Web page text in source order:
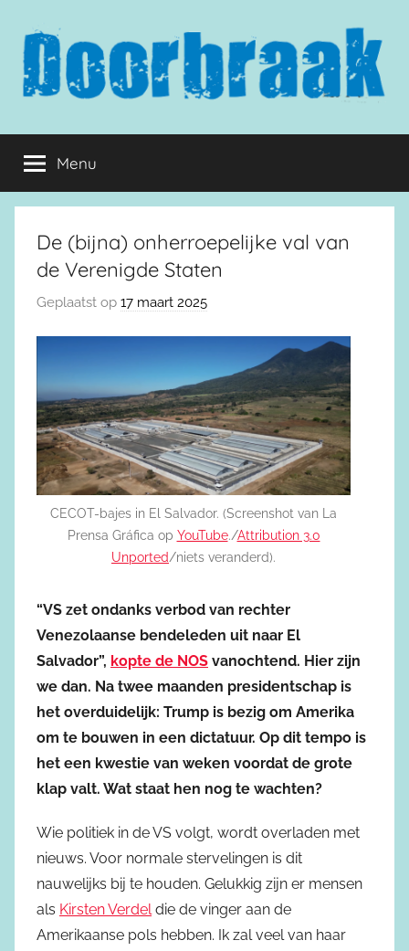
inhoud
springen
Doorbraak.eu
Menu
De (bijna) onherroepelijke val van
de Verenigde Staten
Geplaatst op 17 maart 2025
CECOT-bajes in El Salvador. (Screenshot van La
Prensa Gráfica op YouTube./Attribution 3.0
Unported/niets veranderd).
“VS zet ondanks verbod van rechter
Venezolaanse bendeleden uit naar El
Salvador”, kopte de NOS vanochtend. Hier zijn
we dan. Na twee maanden presidentschap is
het overduidelijk: Trump is bezig om Amerika
om te bouwen in een dictatuur. Op dit tempo is
het een kwestie van weken voordat de grote
klap valt. Wat staat hen nog te wachten?
Wie politiek in de VS volgt, wordt overladen met
nieuws. Voor normale stervelingen is dit
nauwelijks bij te houden. Gelukkig zijn er mensen
als Kirsten Verdeldie de vinger aan de
Amerikaanse pols hebben. Ik zal veel van haar